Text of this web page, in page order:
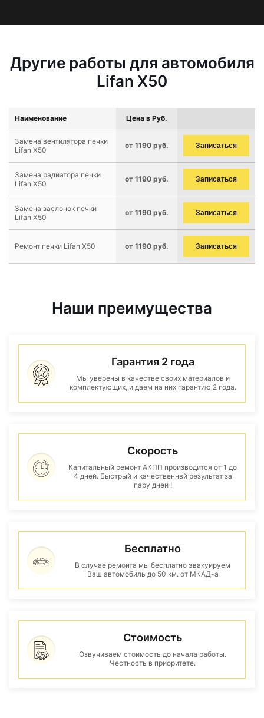
Другие работы для автомобиля
Lifan X50
Наименование Цена в Руб.
Замена вентилятора печки
Lifan X50
от 1190 руб. Записаться
Замена радиатора печки
Lifan X50
от 1190 руб. Записаться
Замена заслонок печки
Lifan X50
от 1190 руб. Записаться
Ремонт печки Lifan X50 от 1190 руб. Записаться
Наши преимущества
Гарантия 2 года
Мы уверены в качестве своих материалов и
комплектующих, и даем на них гарантию 2 года.
Скорость
Капитальный ремонт АКПП производится от 1 до
4 дней. Быстрый и качественнвй результат за
пару дней !
Бесплатно
В случае ремонта мы бесплатно эвакуируем
Ваш автомобиль до 50 км. от МКАД-а
Стоимость
Озвучиваем стоимость до начала работы.
Честность в приоритете.